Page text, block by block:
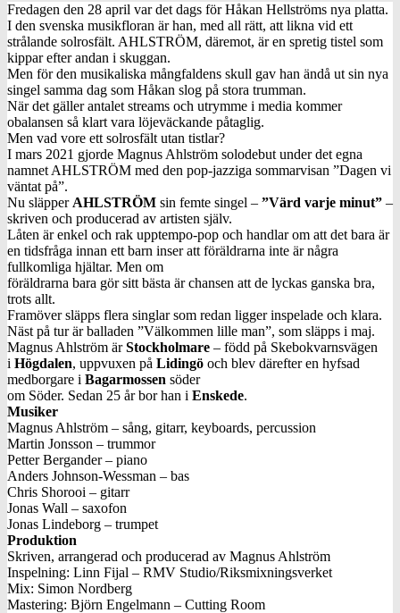
Fredagen den 28 april var det dags för Håkan Hellströms nya platta.
I den svenska musikfloran är han, med all rätt, att likna vid ett
strålande solrosfält. AHLSTRÖM, däremot, är en spretig tistel som
kippar efter andan i skuggan.
Men för den musikaliska mångfaldens skull gav han ändå ut sin nya
singel samma dag som Håkan slog på stora trumman.
När det gäller antalet streams och utrymme i media kommer
obalansen så klart vara löjeväckande påtaglig.
Men vad vore ett solrosfält utan tistlar?
I mars 2021 gjorde Magnus Ahlström solodebut under det egna
namnet AHLSTRÖM med den pop-jazziga sommarvisan ”Dagen vi
väntat på”.
Nu släpper AHLSTRÖM sin femte singel – ”Värd varje minut” –
skriven och producerad av artisten själv.
Låten är enkel och rak upptempo-pop och handlar om att det bara är
en tidsfråga innan ett barn inser att föräldrarna inte är några
fullkomliga hjältar. Men om
föräldrarna bara gör sitt bästa är chansen att de lyckas ganska bra,
trots allt.
Framöver släpps flera singlar som redan ligger inspelade och klara.
Näst på tur är balladen ”Välkommen lille man”, som släpps i maj.
Magnus Ahlström ärStockholmare – född på Skebokvarnsvägen
i Högdalen, uppvuxen på Lidingö och blev därefter en hyfsad
medborgare i Bagarmossen söder
om Söder. Sedan 25 år bor han i Enskede.
Musiker
Magnus Ahlström – sång, gitarr, keyboards, percussion
Martin Jonsson – trummor
Petter Bergander – piano
Anders Johnson-Wessman – bas
Chris Shorooi – gitarr
Jonas Wall – saxofon
Jonas Lindeborg – trumpet
Produktion
Skriven, arrangerad och producerad av Magnus Ahlström
Inspelning: Linn Fijal – RMV Studio/Riksmixningsverket
Mix: Simon Nordberg
Mastering: Björn Engelmann – Cutting Room